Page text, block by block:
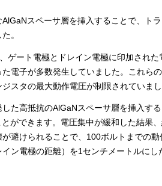
スペーサ層を挿入することで、ト
。
ゲート電極とドレイン電極に印加された
電子が多数発生していました。これらの
スタの最大動作電圧が制限されていまし
た高抵抗のAlGaNスペーサ層を挿入する
ができます。電圧集中が緩和した結果
避けられることで、100ボルトまでの動
ン電極の距離）を1センチメートルにし